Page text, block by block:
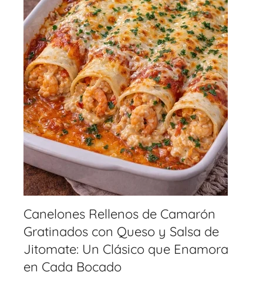
Canelones Rellenos de Camarón
Gratinados con Queso y Salsa de
Jitomate: Un Clásico que Enamora
en Cada Bocado